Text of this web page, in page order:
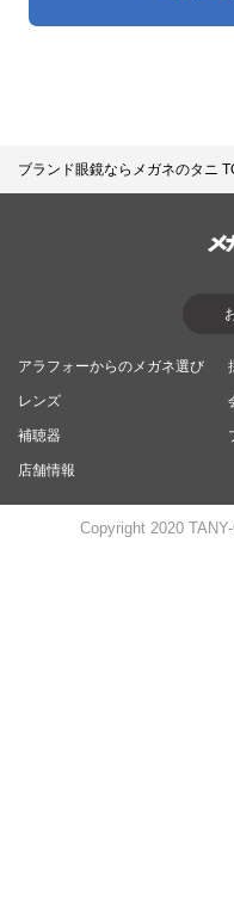
ブランド眼鏡ならメガネのタニ
アラフォーからのメガネ選び
レンズ
補聴器
店舗情報
Copyright 2020